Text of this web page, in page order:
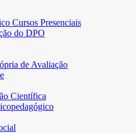
Cursos Presenciais
do DPO
de Avaliação
Científica